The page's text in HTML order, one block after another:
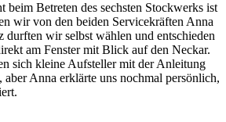
beim Betreten des sechsten Stockwerks ist
wir von den beiden Servicekräften Anna
durften wir selbst wählen und entschieden
am Fenster mit Blick auf den Neckar.
sich kleine Aufsteller mit der Anleitung
Anna erklärte uns nochmal persönlich,